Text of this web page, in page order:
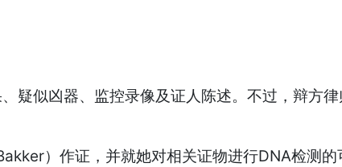
似凶器、监控录像及证人陈述。不过，辩方
）作证，并就她对相关证物进行DNA检测的